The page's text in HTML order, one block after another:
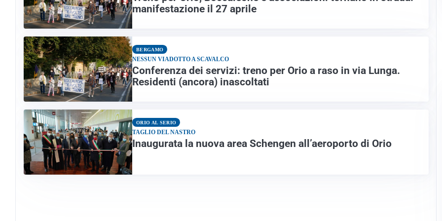
manifestazione il 27 aprile
BERGAMO
NESSUN VIADOTTO A SCAVALCO
Conferenza dei servizi: treno per Orio a raso in via Lunga.
Residenti (ancora) inascoltati
ORIO AL SERIO
TAGLIO DEL NASTRO
Inaugurata la nuova area Schengen all’aeroporto di Orio